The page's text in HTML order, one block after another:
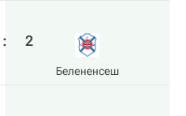
: 2
Белененсеш